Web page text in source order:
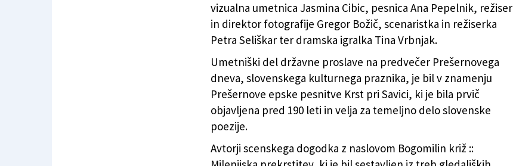
vizualna umetnica Jasmina Cibic, pesnica Ana Pepelnik, režiser
in direktor fotografije Gregor Božič, scenaristka in režiserka
Petra Seliškar ter dramska igralka Tina Vrbnjak.
Umetniški del državne proslave na predvečer Prešernovega
dneva, slovenskega kulturnega praznika, je bil v znamenju
Prešernove epske pesnitve Krst pri Savici, ki je bila prvič
objavljena pred 190 leti in velja za temeljno delo slovenske
poezije.
Avtorji scenskega dogodka z naslovom Bogomilin križ ::